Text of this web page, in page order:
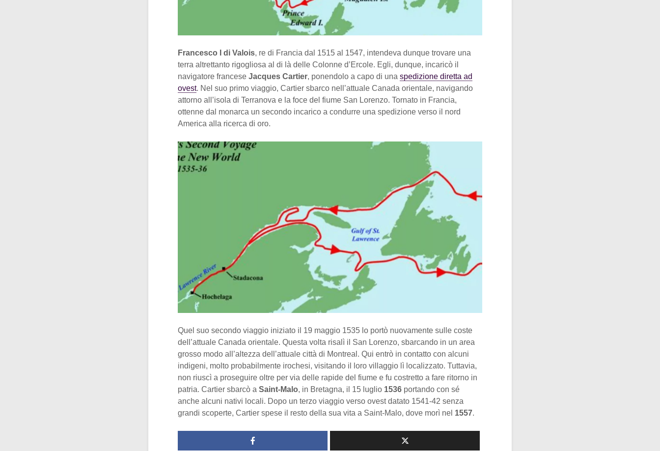
Francesco I di Valois, re di Francia dal 1515 al 1547, intendeva dunque trovare una
terra altrettanto rigogliosa al di là delle Colonne d’Ercole. Egli, dunque, incaricò il
navigatore francese Jacques Cartier, ponendolo a capo di una spedizione diretta ad
ovest. Nel suo primo viaggio, Cartier sbarco nell’attuale Canada orientale, navigando
attorno all’isola di Terranova e la foce del fiume San Lorenzo. Tornato in Francia,
ottenne dal monarca un secondo incarico a condurre una spedizione verso il nord
America alla ricerca di oro.
Quel suo secondo viaggio iniziato il 19 maggio 1535 lo portò nuovamente sulle coste
dell’attuale Canada orientale. Questa volta risalì il San Lorenzo, sbarcando in un area
grosso modo all’altezza dell’attuale città di Montreal. Qui entrò in contatto con alcuni
indigeni, molto probabilmente irochesi, visitando il loro villaggio lì localizzato. Tuttavia,
non riuscì a proseguire oltre per via delle rapide del fiume e fu costretto a fare ritorno in
patria. Cartier sbarcò a Saint-Malo, in Bretagna, il 15 luglio 1536 portando con sé
anche alcuni nativi locali. Dopo un terzo viaggio verso ovest datato 1541-42 senza
grandi scoperte, Cartier spese il resto della sua vita a Saint-Malo, dove morì nel 1557.